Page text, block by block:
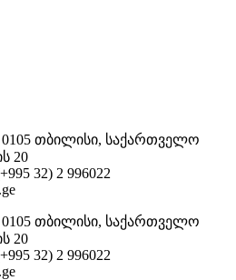
0105 თბილისი, საქართველო
20
32) 2 996022
0105 თბილისი, საქართველო
20
32) 2 996022